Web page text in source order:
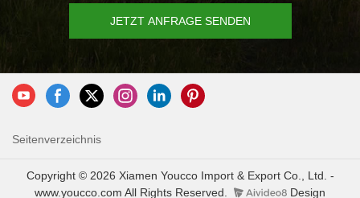
JETZT ANFRAGE SENDEN
Seitenverzeichnis
Copyright © 2026 Xiamen Youcco Import & Export Co., Ltd. -
www.youcco.com All Rights Reserved.
Design